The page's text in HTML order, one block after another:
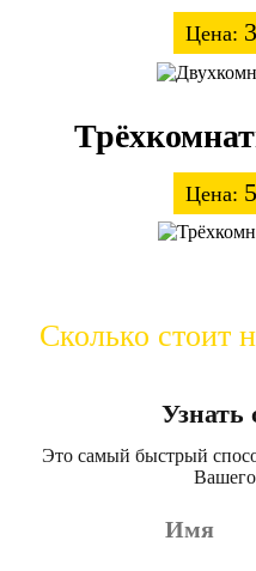
Цена:
Цена:
Сколько стоит
Узнать
Это самый быстрый